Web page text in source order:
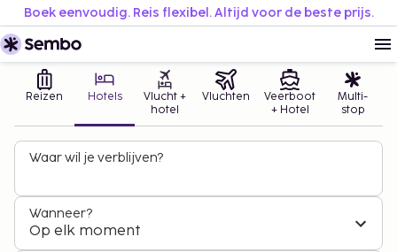
Boek eenvoudig. Reis flexibel. Altijd voor de beste prijs.
Reizen Hotels
Vlucht +
hotel
Vluchten
Veerboot
+ Hotel
Multi-
stop
Waar wil je verblijven?
Wanneer?
Op elk moment